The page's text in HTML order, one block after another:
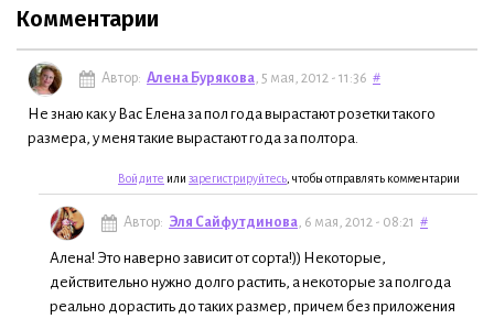
Комментарии
Автор: Алена Бурякова, 5 мая, 2012 - 11:36 #
Не знаю как у Вас Елена за пол года вырастают розетки такого
размера, у меня такие вырастают года за полтора.
Войдите или зарегистрируйтесь , чтобы отправлять комментарии
Автор: Эля Сайфутдинова, 6 мая, 2012 - 08:21 #
Алена! Это наверно зависит от сорта!)) Некоторые,
действительно нужно долго растить, а некоторые за полгода
реально дорастить до таких размер, причем без приложения